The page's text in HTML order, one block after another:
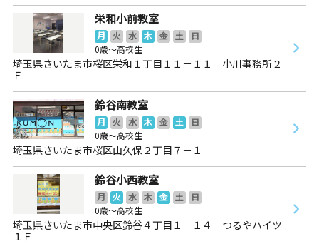
栄和小前教室
月 火 水 木 金 土
日
0歳～高校生
埼玉県さいたま市桜区栄和１丁目１１－１１ 小川事務所２
Ｆ
鈴谷南教室
月 火 水 木 金 土
日
0歳～高校生
埼玉県さいたま市桜区山久保２丁目７－１
鈴谷小西教室
月 火 水 木 金 土
日
0歳～高校生
埼玉県さいたま市中央区鈴谷４丁目１－１４ つるやハイツ
１Ｆ